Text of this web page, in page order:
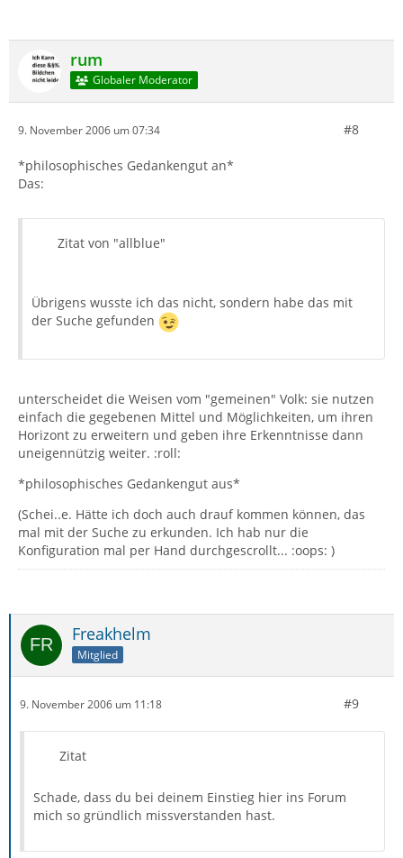
rum
Globaler Moderator
9. November 2006 um 07:34 #8
*philosophisches Gedankengut an*
Das:
Zitat von "allblue"
Übrigens wusste ich das nicht, sondern habe das mit
der Suche gefunden
unterscheidet die Weisen vom "gemeinen" Volk: sie nutzen
einfach die gegebenen Mittel und Möglichkeiten, um ihren
Horizont zu erweitern und geben ihre Erkenntnisse dann
uneigennützig weiter. :roll:
*philosophisches Gedankengut aus*
(Schei..e. Hätte ich doch auch drauf kommen können, das
mal mit der Suche zu erkunden. Ich hab nur die
Konfiguration mal per Hand durchgescrollt... :oops: )
Freakhelm
Mitglied
9. November 2006 um 11:18 #9
Zitat
Schade, dass du bei deinem Einstieg hier ins Forum
mich so gründlich missverstanden hast.